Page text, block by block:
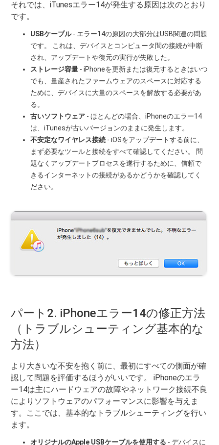
それでは、iTunesエラー14が発生する原因は次のとおり
です。
USBケーブル- エラー14の原因の大部分はUSB関連の問題
です。 これは、デバイスとコンピュータ間の接続が中断
され、アップデートや復元の実行が失敗した。
ストレージ容量 - iPhoneを更新または復元するときはいつ
でも、量産されたファームウェアのスペースに対応する
ために、デバイスに大量のスペースを解放する必要があ
る。
古いソフトウェア - ほとんどの場合、iPhoneのエラー14
は、iTunesが古いバージョンのままに発生します。
不安定なワイヤレス接続 - iOSをアップデートする前に、
まず必要なツールと接続をすべて確認してください。 問
題なくアップデートプロセスを遂行するために、信頼で
きるインターネットの接続があるかどうかを確認してく
ださい。
パート2. iPhoneエラー14の修正方法
（トラブルシューティング基本的な
方法）
より大きいな不安を抱く前に、最初にすべての側面が確
認して問題を評価するほうがいいです。 iPhoneのエラ
ー14は主にハードウェアの故障やネットワーク接続不良
によりソフトウェアのパフォーマンスに影響を与えま
す。ここでは、基本的なトラブルシューティングを行い
ます。
オリジナルのApple USBケーブルを使用する - デバイスに